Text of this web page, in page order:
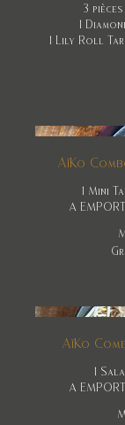
3
1
1 Lily Roll
AïKo
1 Mini
A
AïKo
1
A